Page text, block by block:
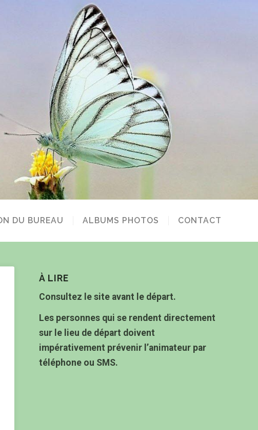
DU BUREAU ALBUMS PHOTOS CONTACT
À LIRE
Consultez le site avant le départ.
Les personnes qui se rendent directement
sur le lieu de départ doivent
impérativement prévenir l’animateur par
téléphone ou SMS.